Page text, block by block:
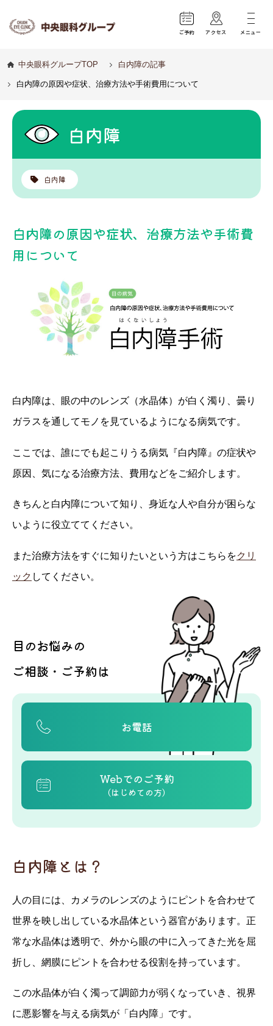
ご予約 アクセス メニュー
中央眼科グループTOP 白内障の記事
白内障の原因や症状、治療方法や手術費用について
白内障
白内障
白内障の原因や症状、治療方法や手術費
用について
白内障は、眼の中のレンズ（水晶体）が白く濁り、曇り
ガラスを通してモノを見ているようになる病気です。
ここでは、誰にでも起こりうる病気『白内障』の症状や
原因、気になる治療方法、費用などをご紹介します。
きちんと白内障について知り、身近な人や自分が困らな
いように役立ててください。
また治療方法をすぐに知りたいという方はこちらをクリ
ック してください。
目のお悩みの
ご相談・ご予約は
お電話
Webでのご予約
（はじめての方）
白内障とは？
人の目には、カメラのレンズのようにピントを合わせて
世界を映し出している水晶体という器官があります。正
常な水晶体は透明で、外から眼の中に入ってきた光を屈
折し、網膜にピントを合わせる役割を持っています。
この水晶体が白く濁って調節力が弱くなっていき、視界
に悪影響を与える病気が「白内障」です。